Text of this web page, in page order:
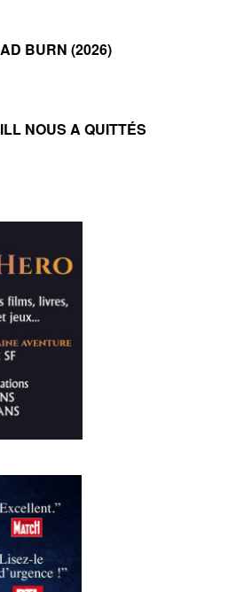
BURN (2026)
NOUS A QUITTÉS